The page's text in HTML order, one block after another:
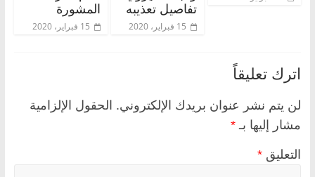
تفاصيل تعذيبه
15 فبراير، 2020
المشورة
15 فبراير، 2020
اترك تعليقاً
لن يتم نشر عنوان بريدك الإلكتروني. الحقول الإلزامية
مشار إليها بـ *
التعليق *